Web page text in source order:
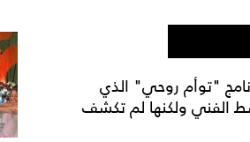
"توأم روحي" الذي
الفني ولكنها لم تكشف